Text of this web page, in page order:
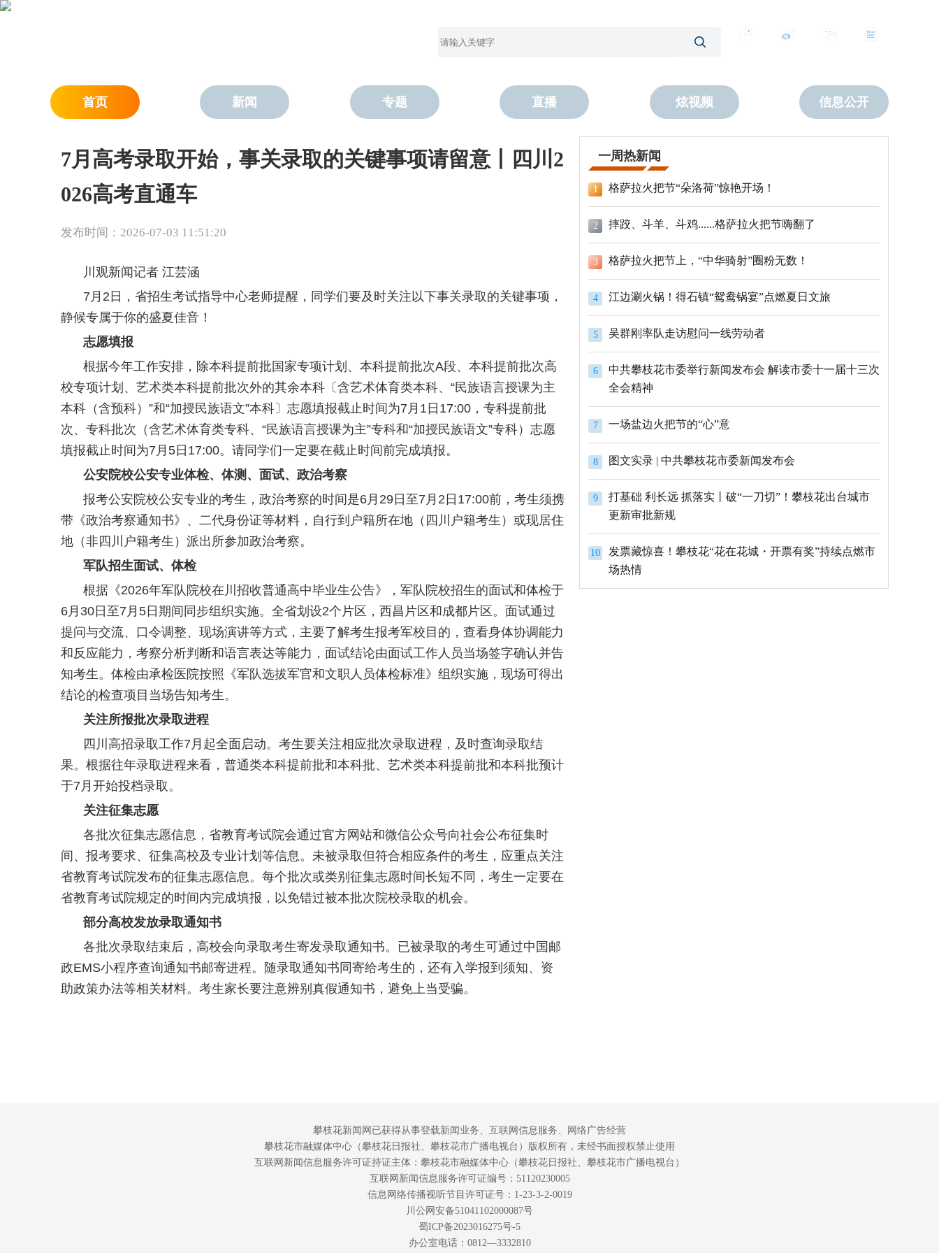
首页 新闻 专题 直播 炫视频 信息公开
7月高考录取开始，事关录取的关键事项请留意丨四川2
026高考直通车
发布时间：2026-07-03 11:51:20
川观新闻记者 江芸涵
7月2日，省招生考试指导中心老师提醒，同学们要及时关注以下事关录取的关键事项，
静候专属于你的盛夏佳音！
志愿填报
根据今年工作安排，除本科提前批国家专项计划、本科提前批次A段、本科提前批次高
校专项计划、艺术类本科提前批次外的其余本科〔含艺术体育类本科、“民族语言授课为主
本科（含预科）”和“加授民族语文”本科〕志愿填报截止时间为7月1日17:00，专科提前批
次、专科批次（含艺术体育类专科、“民族语言授课为主”专科和“加授民族语文”专科）志愿
填报截止时间为7月5日17:00。请同学们一定要在截止时间前完成填报。
公安院校公安专业体检、体测、面试、政治考察
报考公安院校公安专业的考生，政治考察的时间是6月29日至7月2日17:00前，考生须携
带《政治考察通知书》、二代身份证等材料，自行到户籍所在地（四川户籍考生）或现居住
地（非四川户籍考生）派出所参加政治考察。
军队招生面试、体检
根据《2026年军队院校在川招收普通高中毕业生公告》，军队院校招生的面试和体检于
6月30日至7月5日期间同步组织实施。全省划设2个片区，西昌片区和成都片区。面试通过
提问与交流、口令调整、现场演讲等方式，主要了解考生报考军校目的，查看身体协调能力
和反应能力，考察分析判断和语言表达等能力，面试结论由面试工作人员当场签字确认并告
知考生。体检由承检医院按照《军队选拔军官和文职人员体检标准》组织实施，现场可得出
结论的检查项目当场告知考生。
关注所报批次录取进程
四川高招录取工作7月起全面启动。考生要关注相应批次录取进程，及时查询录取结
果。根据往年录取进程来看，普通类本科提前批和本科批、艺术类本科提前批和本科批预计
于7月开始投档录取。
关注征集志愿
各批次征集志愿信息，省教育考试院会通过官方网站和微信公众号向社会公布征集时
间、报考要求、征集高校及专业计划等信息。未被录取但符合相应条件的考生，应重点关注
省教育考试院发布的征集志愿信息。每个批次或类别征集志愿时间长短不同，考生一定要在
省教育考试院规定的时间内完成填报，以免错过被本批次院校录取的机会。
部分高校发放录取通知书
各批次录取结束后，高校会向录取考生寄发录取通知书。已被录取的考生可通过中国邮
政EMS小程序查询通知书邮寄进程。随录取通知书同寄给考生的，还有入学报到须知、资
助政策办法等相关材料。考生家长要注意辨别真假通知书，避免上当受骗。
一周热新闻
1 格萨拉火把节“朵洛荷”惊艳开场！
2 摔跤、斗羊、斗鸡......格萨拉火把节嗨翻了
3 格萨拉火把节上，“中华骑射”圈粉无数！
4 江边涮火锅！得石镇“鸳鸯锅宴”点燃夏日文旅
5 吴群刚率队走访慰问一线劳动者
6
中共攀枝花市委举行新闻发布会 解读市委十一届十三次
全会精神
7 一场盐边火把节的“心”意
8 图文实录 | 中共攀枝花市委新闻发布会
9
打基础 利长远 抓落实丨破“一刀切”！攀枝花出台城市
更新审批新规
10
发票藏惊喜！攀枝花“花在花城・开票有奖”持续点燃市
场热情
攀枝花新闻网已获得从事登载新闻业务、互联网信息服务、网络广告经营
攀枝花市融媒体中心（攀枝花日报社、攀枝花市广播电视台）版权所有，未经书面授权禁止使用
互联网新闻信息服务许可证持证主体：攀枝花市融媒体中心（攀枝花日报社、攀枝花市广播电视台）
互联网新闻信息服务许可证编号：51120230005
信息网络传播视听节目许可证号：1-23-3-2-0019
川公网安备51041102000087号
蜀ICP备2023016275号-5
办公室电话：0812—3332810